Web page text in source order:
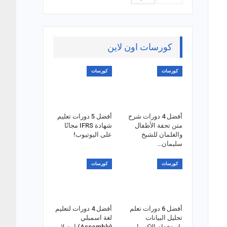
كورسات اون لاين
كورسات
أفضل 4 دورات شرح
متن تحفة الأطفال
والغلمان للشيخ
سليمان…
كورسات
أفضل 5 دورات تعليم
شهادة IFRS مجانًا
على اليوتيوب!
كورسات
أفضل 6 دورات تعلم
تحليل البيانات
كورسات
أفضل 4 دورات لتعليم
لغة اسمبلي